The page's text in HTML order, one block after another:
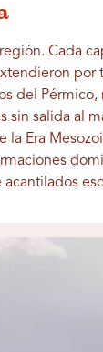
Cada
por
del
sin salida al
la Era